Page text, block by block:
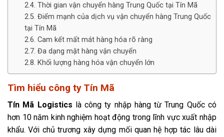
Thời gian vận chuyển hàng Trung Quốc tại Tín Mã
Điểm mạnh của dịch vụ vận chuyển hàng Trung Quốc
tại Tín Mã
Cam kết mất mát hàng hóa rõ ràng
Đa dạng mặt hàng vận chuyển
Khối lượng hàng hóa vận chuyển lớn
Tìm hiểu công ty Tín Mã
Tín Mã Logistics là công ty nhập hàng từ Trung Quốc có
hơn 10 năm kinh nghiệm hoạt động trong lĩnh vực xuất nhập
khẩu. Với chủ trương xây dựng mối quan hệ hợp tác lâu dài